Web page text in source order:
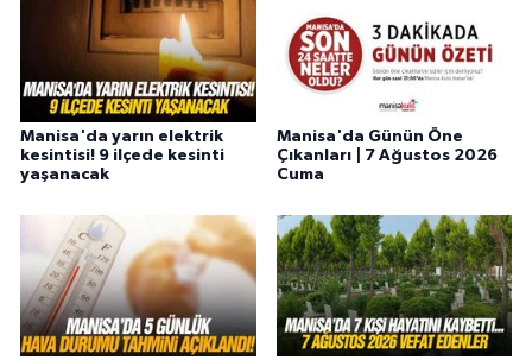
Manisa'da yarın elektrik
kesintisi! 9 ilçede kesinti
yaşanacak
Manisa'da Günün Öne
Çıkanları | 7 Ağustos 2026
Cuma